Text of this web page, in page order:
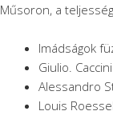
Műsoron, a
Imádságok
Giulio.
Alessandro
Louis